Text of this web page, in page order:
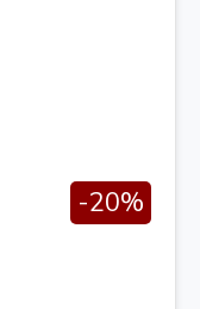
-20%